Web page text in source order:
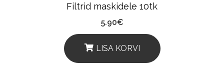
Filtrid maskidele 10tk
5.90€
LISA KORVI